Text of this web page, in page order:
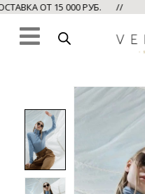
ОТ 15 000 РУБ. //